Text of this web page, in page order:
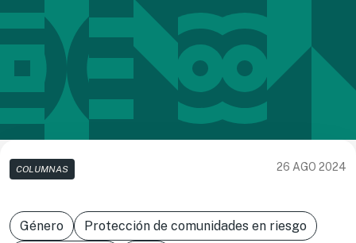
COLUMNAS 26 AGO 2024
Género
Protección de comunidades en riesgo